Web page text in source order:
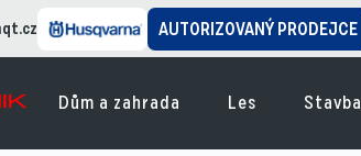
AUTORIZOVANÝ PRODEJCE
Dům a zahrada Les Stavba